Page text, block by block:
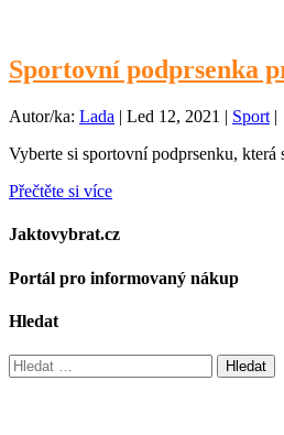
Sportovní podprsenka
Autor/ka: Lada | Led 12, 2021 | Sport |
Vyberte si sportovní podprsenku, která
Přečtěte si více
Jaktovybrat.cz
Portál pro informovaný nákup
Hledat
Vyhledávání